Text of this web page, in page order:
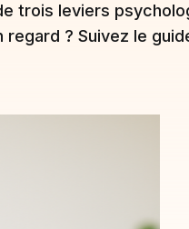
trois leviers
regard ? Suivez le